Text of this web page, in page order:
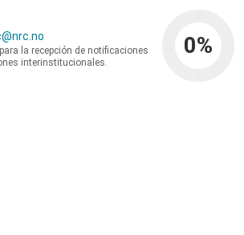
la recepción de notificaciones
interinstitucionales.
0%